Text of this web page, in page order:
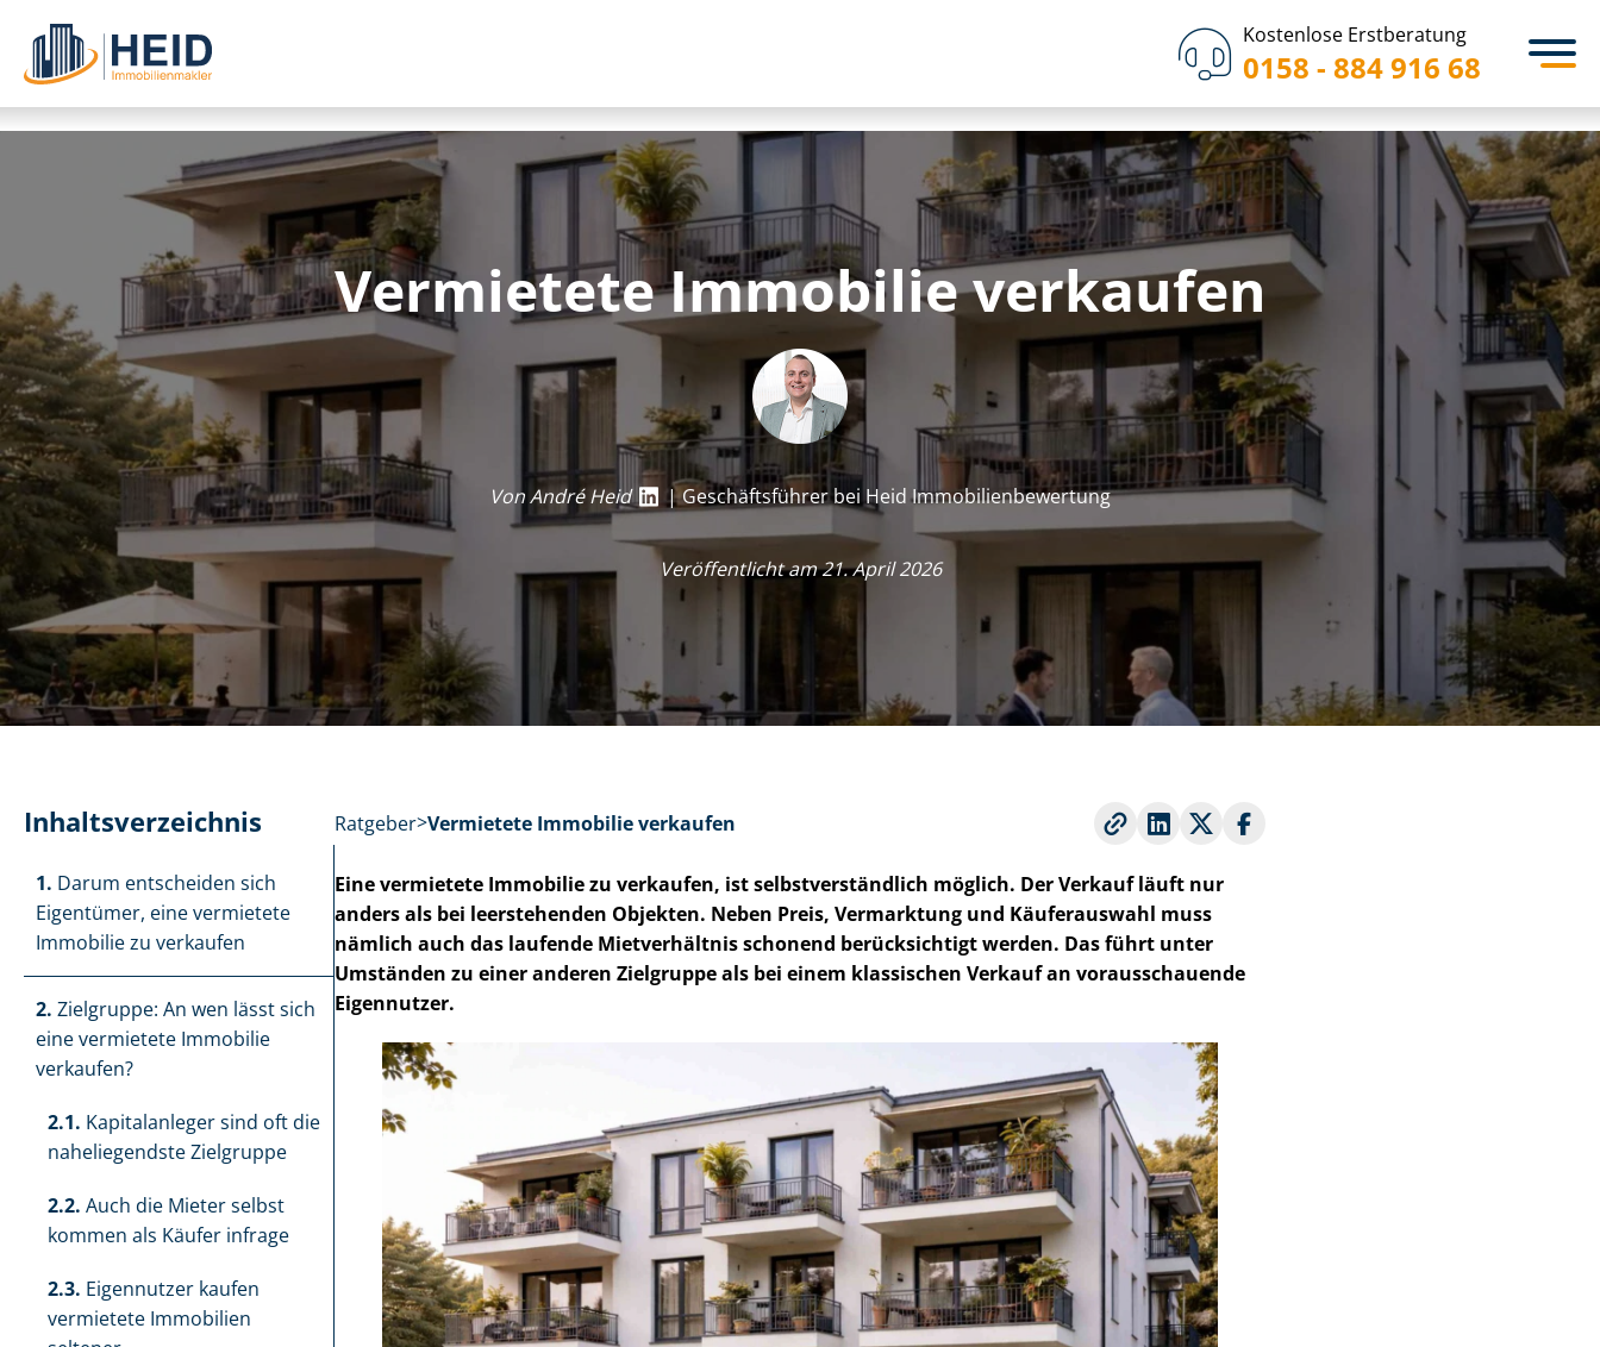
Kostenlose Erstberatung
0158 - 884 916 68
Vermietete Immobilie verkaufen
Von André Heid | Geschäftsführer bei Heid Im­mo­bi­li­en­be­wer­tung
Veröffentlicht am 21. April 2026
In­halts­ver­zeich­nis
1. Darum entscheiden sich
Eigentümer, eine vermietete
Immobilie zu verkaufen
2. Zielgruppe: An wen lässt sich
eine vermietete Immobilie
verkaufen?
2.1. Kapitalanleger sind oft die
naheliegendste Zielgruppe
2.2. Auch die Mieter selbst
kommen als Käufer infrage
2.3. Eigennutzer kaufen
vermietete Immobilien
Ratgeber Vermietete Immobilie verkaufen
Eine vermietete Immobilie zu verkaufen, ist selbst­ver­ständ­lich möglich. Der Verkauf läuft nur
anders als bei leerstehenden Objekten. Neben Preis, Vermarktung und Käuferauswahl muss
nämlich auch das laufende Mietverhältnis schonend berücksichtigt werden. Das führt unter
Umständen zu einer anderen Zielgruppe als bei einem klassischen Verkauf an vorausschauende
Eigennutzer.